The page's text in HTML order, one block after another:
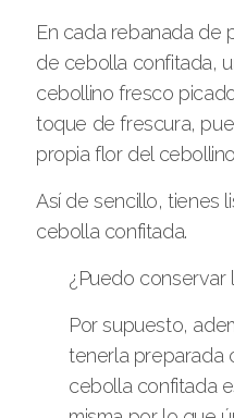
En cada rebanada de
de cebolla confitada,
cebollino fresco
toque de frescura,
propia flor del
Así de sencillo, tienes
cebolla confitada.
¿Puedo conservar
Por supuesto,
tenerla preparada
cebolla confitada